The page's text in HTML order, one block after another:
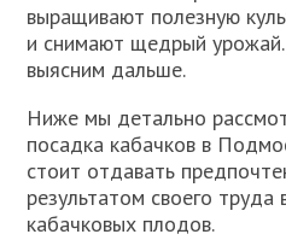
выращивают полезную
и снимают щедрый
выясним дальше.
Ниже мы детально
посадка кабачков в
стоит отдавать
результатом своего труда
кабачковых плодов.